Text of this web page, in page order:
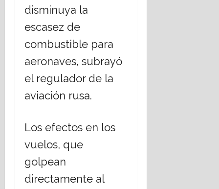
disminuya la
escasez de
combustible para
aeronaves, subrayó
el regulador de la
aviación rusa.
Los efectos en los
vuelos, que
golpean
directamente al